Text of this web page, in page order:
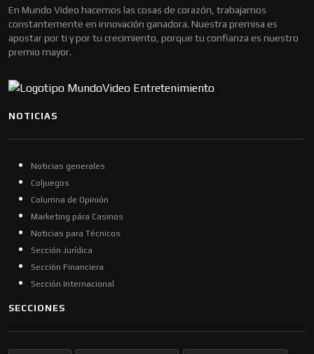
En Mundo Video hacemos las cosas de corazón, trabajamos
constantemente en innovación ganadora. Nuestra premisa es
apostar por ti y por tu crecimiento, porque tu confianza es nuestro
premio mayor.
NOTICIAS
Noticias generales
Coljuegos
Columna de Opinión
Marketing pára Casinos
Noticias para Técnicos
Sección Jurídica
Sección Financiera
Sección Internacional
SECCIONES